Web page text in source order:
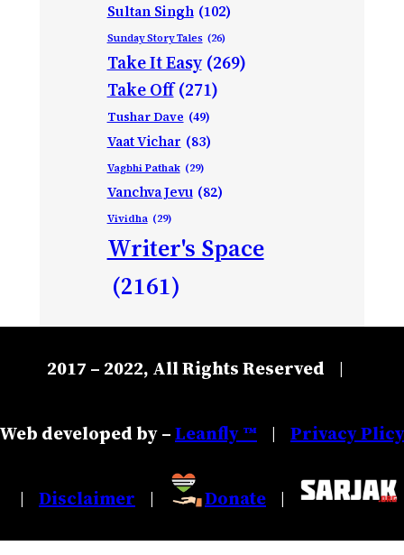
Sultan Singh (102)
Sunday Story Tales (26)
Take It Easy (269)
Take Off (271)
Tushar Dave (49)
Vaat Vichar (83)
Vagbhi Pathak (29)
Vanchva Jevu (82)
Vividha (29)
Writer's Space
(2161)
2017 – 2022, All Rights Reserved |
Web developed by –Leanfly ™ | Privacy Plicy
| Disclaimer | Donate |